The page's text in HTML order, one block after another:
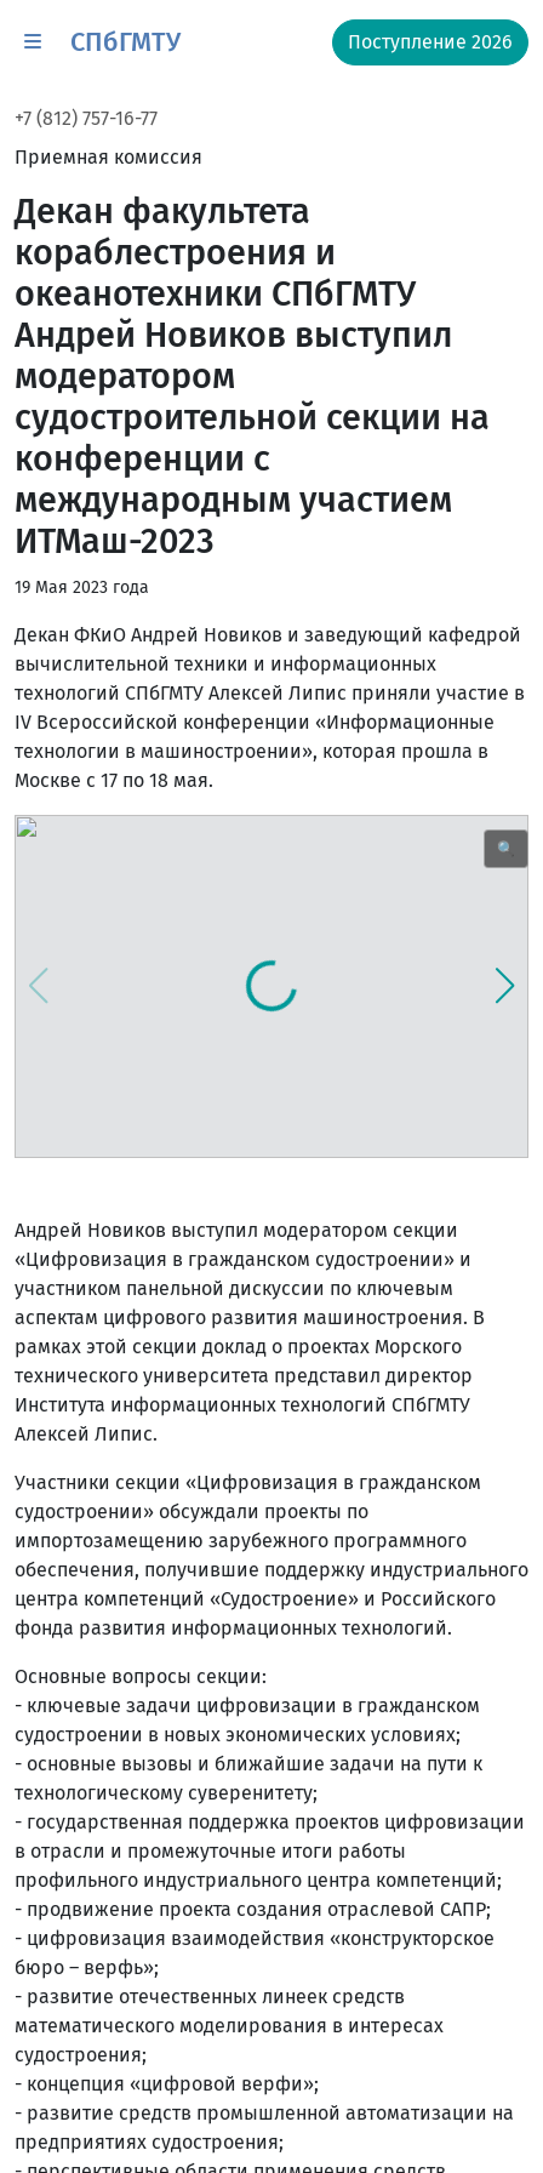
СПбГМТУ Поступление 2026
+7 (812) 757-16-77
Приемная комиссия
Декан факультета
кораблестроения и
океанотехники СПбГМТУ
Андрей Новиков выступил
модератором
судостроительной секции на
конференции с
международным участием
ИТМаш-2023
19 Мая 2023 года
Декан ФКиО Андрей Новиков и заведующий кафедрой
вычислительной техники и информационных
технологий СПбГМТУ Алексей Липис приняли участие в
IV Всероссийской конференции «Информационные
технологии в машиностроении», которая прошла в
Москве с 17 по 18 мая.
🔍
Андрей Новиков выступил модератором секции
«Цифровизация в гражданском судостроении» и
участником панельной дискуссии по ключевым
аспектам цифрового развития машиностроения. В
рамках этой секции доклад о проектах Морского
технического университета представил директор
Института информационных технологий СПбГМТУ
Алексей Липис.
Участники секции «Цифровизация в гражданском
судостроении» обсуждали проекты по
импортозамещению зарубежного программного
обеспечения, получившие поддержку индустриального
центра компетенций «Судостроение» и Российского
фонда развития информационных технологий.
Основные вопросы секции:
- ключевые задачи цифровизации в гражданском
судостроении в новых экономических условиях;
- основные вызовы и ближайшие задачи на пути к
технологическому суверенитету;
- государственная поддержка проектов цифровизации
в отрасли и промежуточные итоги работы
профильного индустриального центра компетенций;
- продвижение проекта создания отраслевой САПР;
- цифровизация взаимодействия «конструкторское
бюро – верфь»;
- развитие отечественных линеек средств
математического моделирования в интересах
судостроения;
- концепция «цифровой верфи»;
- развитие средств промышленной автоматизации на
предприятиях судостроения;